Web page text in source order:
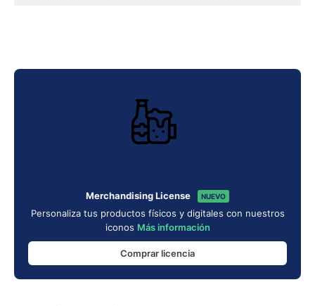
Merchandising License NUEVO
Personaliza tus productos físicos y digitales con nuestros
iconos Más información
Comprar licencia